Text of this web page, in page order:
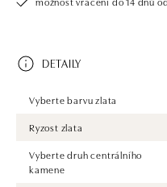
DETAILY
Vyberte barvu zlata
Ryzost zlata
Vyberte druh centrálního
kamene